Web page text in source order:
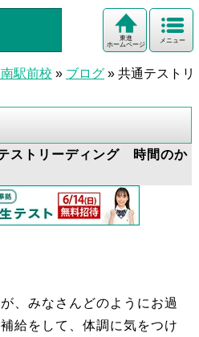
メニュー
東進
ホームページ
駅前校 » ブログ » 共通テストリ
ストリーディング 時間のか
、みなさんどのようにお過
給をして、体調に気をつけ